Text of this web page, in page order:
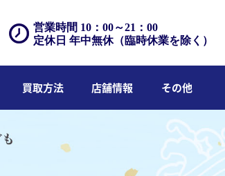
営業時間 10：00～21：00
定休日 年中無休（臨時休業を除く）
買取方法 店舗情報 その他